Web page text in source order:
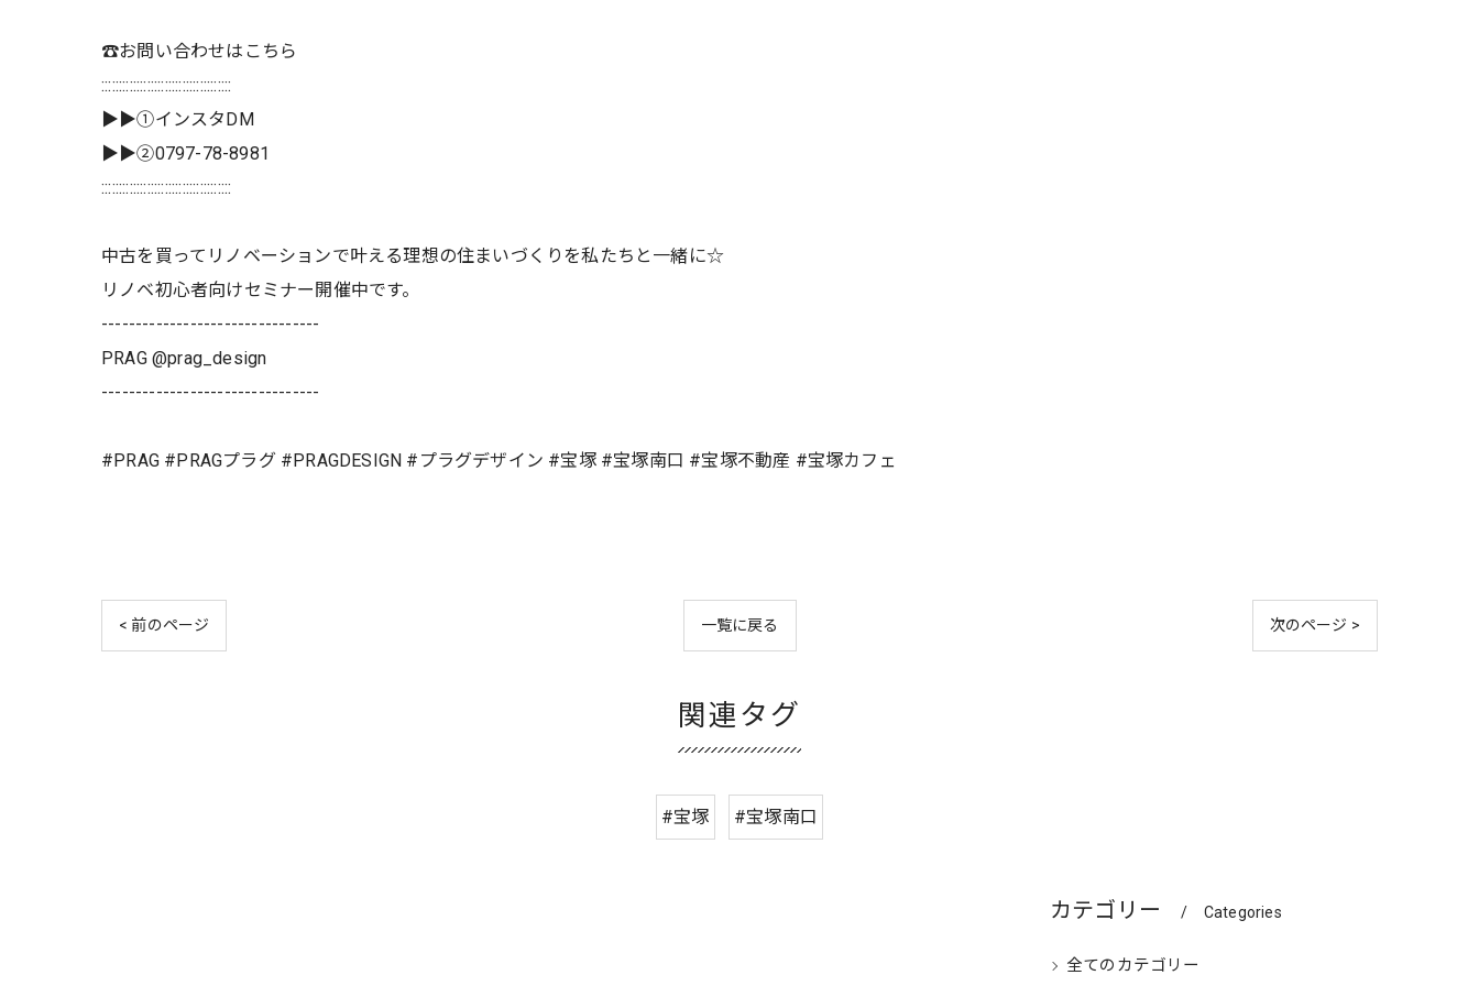
☎️お問い合わせはこちら
:::::::::::::::::::::::::::::::::::::
▶▶①インスタDM
▶▶②0797-78-8981
:::::::::::::::::::::::::::::::::::::
中古を買ってリノベーションで叶える理想の住まいづくりを私たちと一緒に☆
リノベ初心者向けセミナー開催中です。
--------------------------------
PRAG @prag_design
--------------------------------
#PRAG #PRAGプラグ #PRAGDESIGN #プラグデザイン #宝塚 #宝塚南口 #宝塚不動産 #宝塚カフェ
< 前のページ 一覧に戻る 次のページ >
関連タグ
#宝塚 #宝塚南口
カテゴリー Categories
全てのカテゴリー